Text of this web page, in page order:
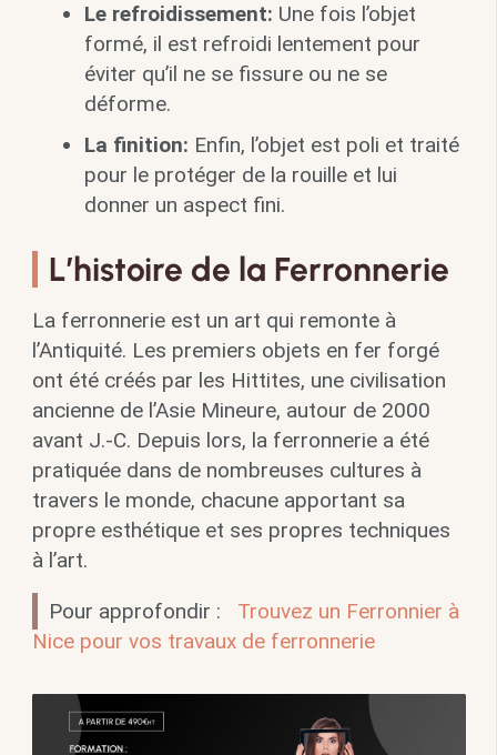
Le refroidissement: Une fois l’objet
formé, il est refroidi lentement pour
éviter qu’il ne se fissure ou ne se
déforme.
La finition: Enfin, l’objet est poli et traité
pour le protéger de la rouille et lui
donner un aspect fini.
L’histoire de la Ferronnerie
La ferronnerie est un art qui remonte à
l’Antiquité. Les premiers objets en fer forgé
ont été créés par les Hittites, une civilisation
ancienne de l’Asie Mineure, autour de 2000
avant J.-C. Depuis lors, la ferronnerie a été
pratiquée dans de nombreuses cultures à
travers le monde, chacune apportant sa
propre esthétique et ses propres techniques
à l’art.
Pour approfondir :
Trouvez un Ferronnier à
Nice pour vos travaux de ferronnerie